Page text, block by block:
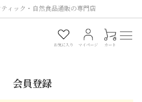
ィック・自然食品通販の専門店
お気に入り マイページ カート
0
会員登録